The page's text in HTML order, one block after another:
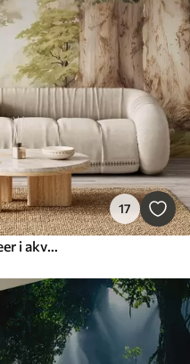
17
Skovsti blandt majestætiske træer i akvarelstil